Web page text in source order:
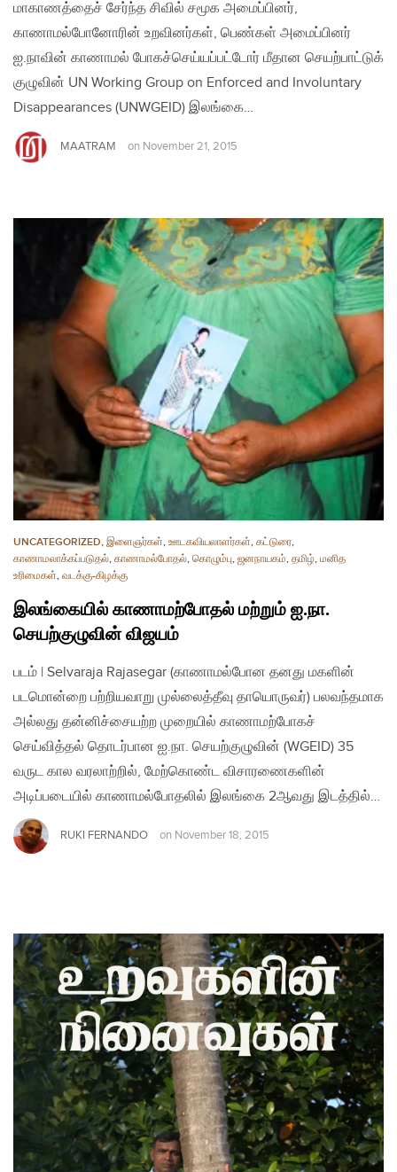
மாகாணத்தைச் சேர்ந்த சிவில் சமூக அமைப்பினர்,
காணாமல்போனோரின் உறவினர்கள், பெண்கள் அமைப்பினர்
ஐ.நாவின் காணாமல் போகச்செய்யப்பட்டோர் மீதான செயற்பாட்டுக்
குழுவின் UN Working Group on Enforced and Involuntary
Disappearances (UNWGEID) இலங்கை…
MAATRAM on November 21, 2015
UNCATEGORIZED, இளைஞர்கள், ஊடகவியலாளர்கள், கட்டுரை,
காணாமலாக்கப்படுதல், காணாமல்போதல், கொழும்பு, ஜனநாயகம், தமிழ், மனித
உரிமைகள், வடக்கு-கிழக்கு
இலங்கையில் காணாமற்போதல் மற்றும் ஐ.நா.
செயற்குழுவின் விஜயம்
படம் | Selvaraja Rajasegar (காணாமல்போன தனது மகளின்
படமொன்றை பற்றியவாறு முல்லைத்தீவு தாயொருவர்) பலவந்தமாக
அல்லது தன்னிச்சையற்ற முறையில் காணாமற்போகச்
செய்வித்தல் தொடர்பான ஐ.நா. செயற்குழுவின் (WGEID) 35
வருட கால வரலாற்றில், மேற்கொண்ட விசாரணைகளின்
அடிப்படையில் காணாமல்போதலில் இலங்கை 2ஆவது இடத்தில்…
RUKI FERNANDO on November 18, 2015